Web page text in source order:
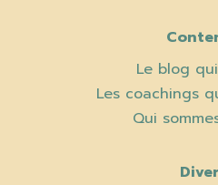
Le blog
Les coachings
Qui